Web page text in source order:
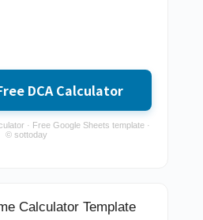
DCA Calculator
· Free Google Sheets template ·
© sottoday
Calculator Template